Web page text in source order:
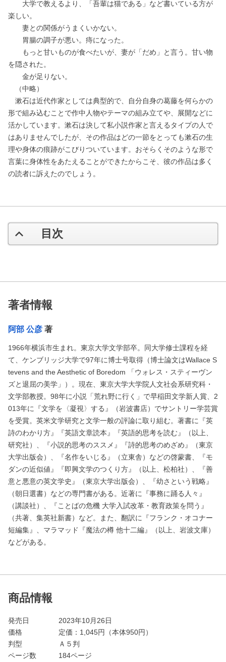
大学で教えるより、「吾輩は猫である」など書いている方が
楽しい。
妻との関係がうまくいかない。
胃腸の調子が悪い。痔になった。
もっと甘いものが食べたいが、妻が「だめ」と言う。甘い物
を隠された。
金が足りない。
（中略）
漱石は近代作家としては典型的で、自分自身の葛藤を何らかの
形で組み込むことで作中人物やテーマの組み立てや、展開などに
活かしています。漱石は決して私小説作家と言えるタイプの人で
はありませんでしたが、その作品はどの一節をとっても漱石の生
理や身体の痕跡がこびりついています。おそらくそのような形で
言葉に身体性をあたえることができたからこそ、彼の作品は多く
の読者に訴えたのでしょう。
目次
著者情報
阿部 公彦 著
1966年横浜市生まれ。東京大学文学部卒。同大学修士課程を経
て、ケンブリッジ大学で97年に博士号取得（博士論文はWallace S
tevens and the Aesthetic of Boredom 「ウォレス・スティーヴン
ズと退屈の美学」）。現在、東京大学大学院人文社会系研究科・
文学部教授。98年に小説「荒れ野に行く」で早稲田文学新人賞、2
013年に『文学を〈凝視〉する』（岩波書店）でサントリー学芸賞
を受賞。英米文学研究と文学一般の評論に取り組む。著書に『英
詩のわかり方』『英語文章読本』『英語的思考を読む』（以上、
研究社）、『小説的思考のススメ』『詩的思考のめざめ』（東京
大学出版会）、『名作をいじる』（立東舎）などの啓蒙書、『モ
ダンの近似値』『即興文学のつくり方』（以上、松柏社）、『善
意と悪意の英文学史』（東京大学出版会）、『幼さという戦略』
（朝日選書）などの専門書がある。近著に『事務に踊る人々』
（講談社）、『ことばの危機 大学入試改革・教育政策を問う』
（共著、集英社新書）など。また、翻訳に『フランク・オコナー
短編集』、マラマッド『魔法の樽 他十二編』（以上、岩波文庫）
などがある。
商品情報
発売日
2023年10月26日
価格
定価： 1,045円（本体950円）
判型
Ａ５判
ページ数
184ページ